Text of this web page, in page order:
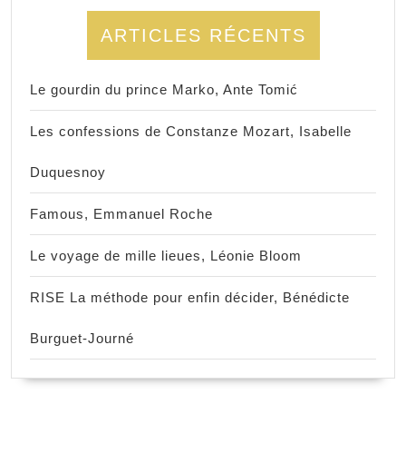
ARTICLES RÉCENTS
Le gourdin du prince Marko, Ante Tomić
Les confessions de Constanze Mozart, Isabelle
Duquesnoy
Famous, Emmanuel Roche
Le voyage de mille lieues, Léonie Bloom
RISE La méthode pour enfin décider, Bénédicte
Burguet-Journé